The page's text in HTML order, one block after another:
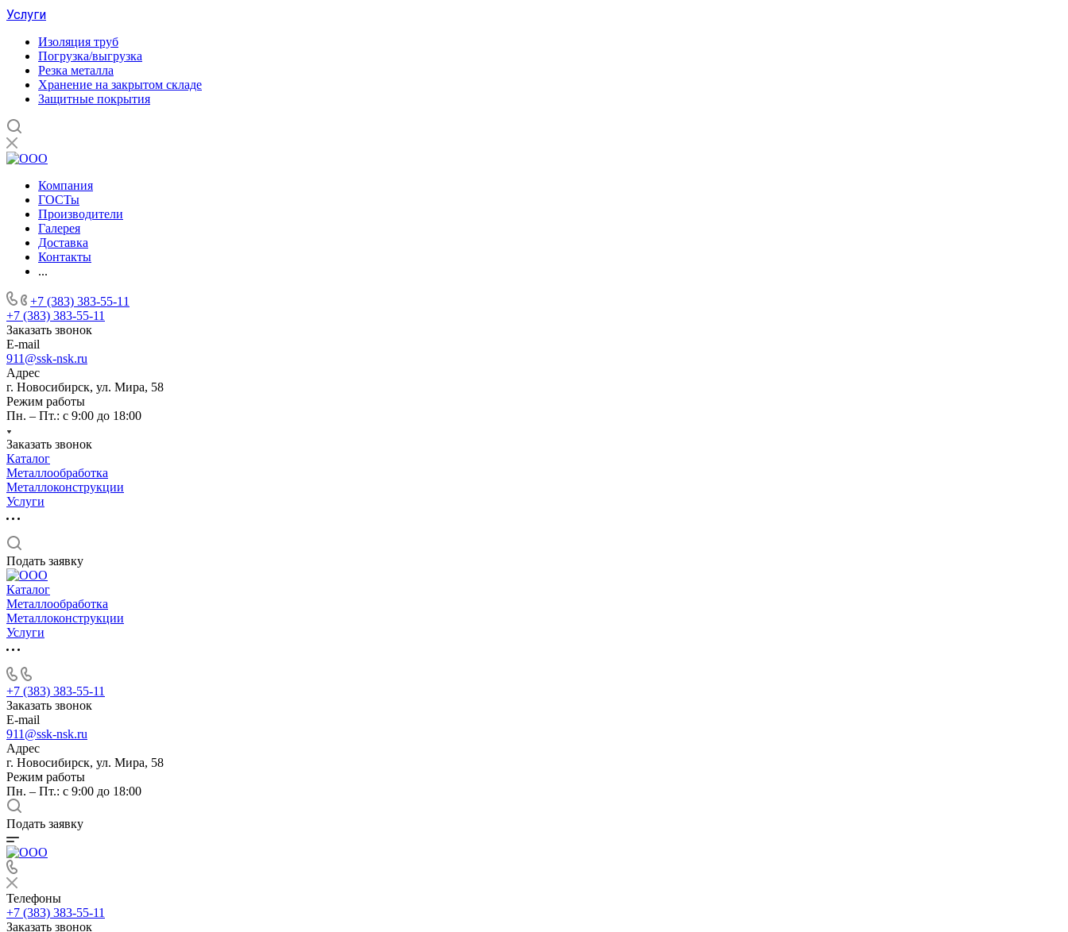
Услуги
Изоляция труб
Погрузка/выгрузка
Резка металла
Хранение на закрытом складе
Защитные покрытия
Компания
ГОСТы
Производители
Галерея
Доставка
Контакты
...
+7 (383) 383-55-11
+7 (383) 383-55-11
Заказать звонок
E-mail
911@ssk-nsk.ru
Адрес
г. Новосибирск, ул. Мира, 58
Режим работы
Пн. – Пт.: с 9:00 до 18:00
Заказать звонок
Каталог
Металлообработка
Металлоконструкции
Услуги
Подать заявку
Каталог
Металлообработка
Металлоконструкции
Услуги
+7 (383) 383-55-11
Заказать звонок
E-mail
911@ssk-nsk.ru
Адрес
г. Новосибирск, ул. Мира, 58
Режим работы
Пн. – Пт.: с 9:00 до 18:00
Подать заявку
Телефоны
+7 (383) 383-55-11
Заказать звонок